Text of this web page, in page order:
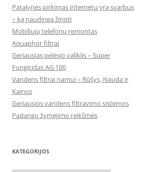
Patalynės pirkimas internetu yra svarbus
– ką naudinga žinoti
Mobiliųjų telefonų remontas
Aquaphor filtrai
Geriausias pelėsio valiklis – Super
Fungicidas AG 100
Vandens filtrai namui – Rūšys, Nauda ir
Kainos
Geriausios vandens filtravimo sistemos
Padangų žymėjimo reikšmės
KATEGORIJOS